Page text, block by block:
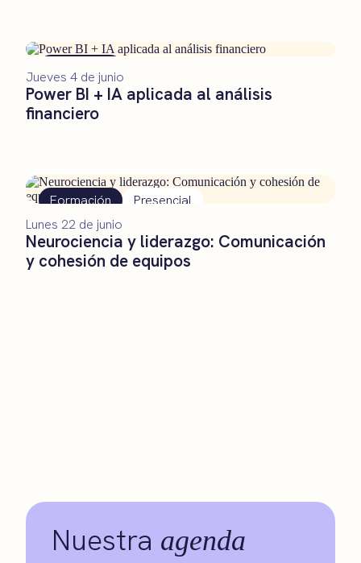
Power BI + IA aplicada al análisis
financiero
Jueves 4 de junio
Formación Presencial
Neurociencia y liderazgo: Comunicación
y cohesión de equipos
Lunes 22 de junio
Nuestra agenda